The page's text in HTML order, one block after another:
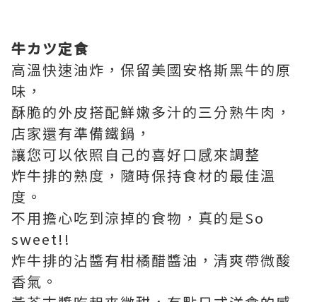
牛カツ定食
高溫快速油炸，保留美國安格斯黑牛的原
味，
酥脆的外皮搭配鮮嫩多汁的三分熟牛肉，
店家還有準備鐵鍋，
讓您可以依照自己的喜好口感來調整
炸牛排的熟度，隨時保持食材的最佳溫
度。
不用擔心吃到涼掉的食物，真的是So
sweet!!
炸牛排的沾醬有柑橘醋醬油，清爽帶微酸
香氣。